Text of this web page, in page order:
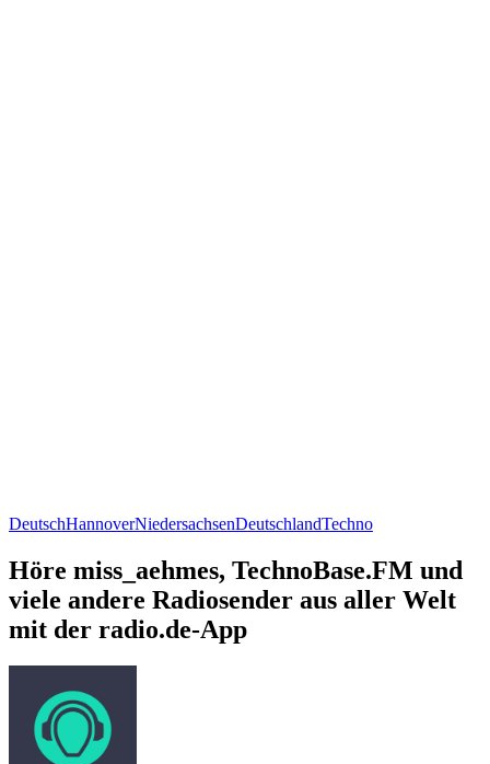
DeutschHannoverNiedersachsenDeutschlandTechno
Höre miss_aehmes, TechnoBase.FM und
viele andere Radiosender aus aller Welt
mit der radio.de-App